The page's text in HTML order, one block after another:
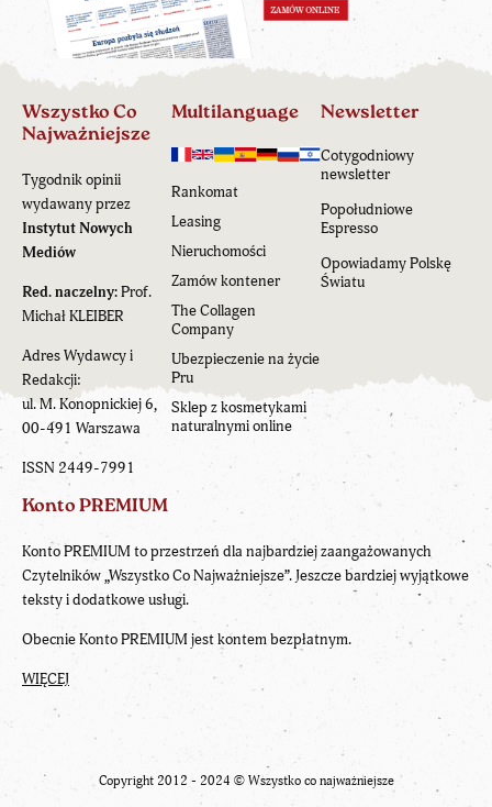
Wszystko Co
Najważniejsze
Tygodnik opinii
wydawany przez
Instytut Nowych
Mediów
Red. naczelny:Prof.
Michał KLEIBER
Adres Wydawcy i
Redakcji:
ul. M. Konopnickiej 6,
00-491 Warszawa
ISSN 2449-7991
Multilanguage
Rankomat
Leasing
Nieruchomości
Zamów kontener
The Collagen
Company
Ubezpieczenie na życie
Pru
Sklep z kosmetykami
naturalnymi online
Newsletter
Cotygodniowy
newsletter
Popołudniowe
Espresso
Opowiadamy Polskę
Światu
Konto PREMIUM
Konto PREMIUM to przestrzeń dla najbardziej zaangażowanych
Czytelników „Wszystko Co Najważniejsze”. Jeszcze bardziej wyjątkowe
teksty i dodatkowe usługi.
Obecnie Konto PREMIUM jest kontem bezpłatnym.
WIĘCEJ
Copyright 2012 - 2024 © Wszystko co najważniejsze